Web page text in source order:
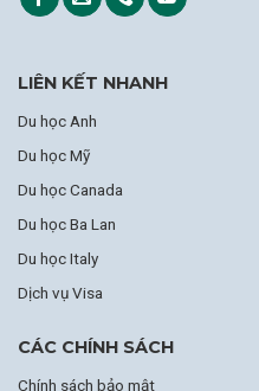
LIÊN KẾT NHANH
Du học Anh
Du học Mỹ
Du học Canada
Du học Ba Lan
Du học Italy
Dịch vụ Visa
CÁC CHÍNH SÁCH
Chính sách bảo mật